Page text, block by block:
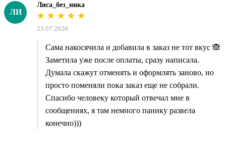
ЛИ
Лиса_без_ника
23.07.2026
Сама накосячила и добавила в заказ не тот вкус 🙈
Заметила уже после оплаты, сразу написала.
Думала скажут отменять и оформлять заново, но
просто поменяли пока заказ еще не собрали.
Спасибо человеку который отвечал мне в
сообщениях, я там немного панику развела
конечно)))